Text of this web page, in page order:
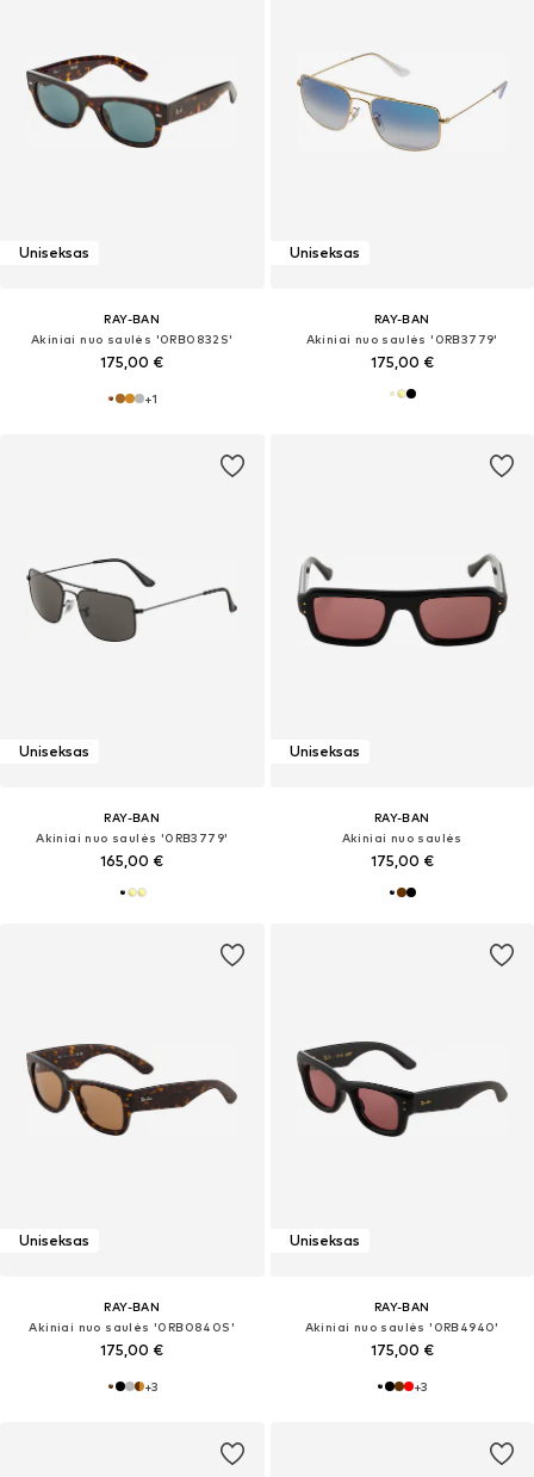
Uniseksas
RAY-BAN
Akiniai nuo saulės '0RB0832S'
175,00 €
+1
Uniseksas
RAY-BAN
Akiniai nuo saulės '0RB3779'
175,00 €
Uniseksas
RAY-BAN
Akiniai nuo saulės '0RB3779'
165,00 €
Uniseksas
RAY-BAN
Akiniai nuo saulės
175,00 €
Uniseksas
RAY-BAN
Akiniai nuo saulės '0RB0840S'
175,00 €
+3
Uniseksas
RAY-BAN
Akiniai nuo saulės '0RB4940'
175,00 €
+3